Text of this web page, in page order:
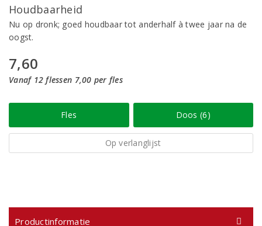
Houdbaarheid
Nu op dronk; goed houdbaar tot anderhalf à twee jaar na de
oogst.
7,60
Vanaf 12 flessen 7,00 per fles
Fles Doos (6)
Op verlanglijst
Productinformatie